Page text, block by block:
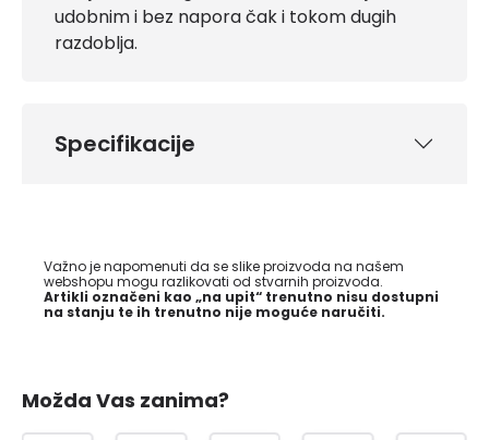
udobnim i bez napora čak i tokom dugih
razdoblja.
Specifikacije
Važno je napomenuti da se slike proizvoda na našem
webshopu mogu razlikovati od stvarnih proizvoda.
Artikli označeni kao „na upit“ trenutno nisu dostupni
na stanju te ih trenutno nije moguće naručiti.
Možda Vas zanima?